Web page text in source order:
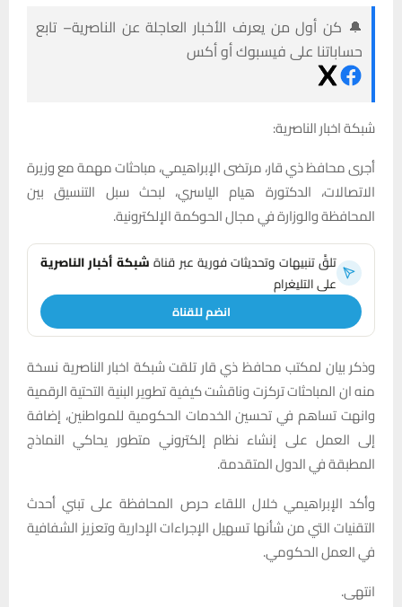
🔔 كن أول من يعرف الأخبار العاجلة عن الناصرية– تابع
حساباتنا على فيسبوك أو أكس
شبكة اخبار الناصرية:
أجرى محافظ ذي قار، مرتضى الإبراهيمي، مباحثات مهمة مع وزيرة
الاتصالات، الدكتورة هيام الياسري، لبحث سبل التنسيق بين
المحافظة والوزارة في مجال الحوكمة الإلكترونية.
تلقَّ تنبيهات وتحديثات فورية عبر قناةشبكة أخبار الناصرية
على التليغرام
انضم للقناة
وذكر بيان لمكتب محافظ ذي قار تلقت شبكة اخبار الناصرية نسخة
منه ان المباحثات تركزت وناقشت كيفية تطوير البنية التحتية الرقمية
وانهت تساهم في تحسين الخدمات الحكومية للمواطنين، إضافة
إلى العمل على إنشاء نظام إلكتروني متطور يحاكي النماذج
المطبقة في الدول المتقدمة.
وأكد الإبراهيمي خلال اللقاء حرص المحافظة على تبني أحدث
التقنيات التي من شأنها تسهيل الإجراءات الإدارية وتعزيز الشفافية
في العمل الحكومي.
انتهى.